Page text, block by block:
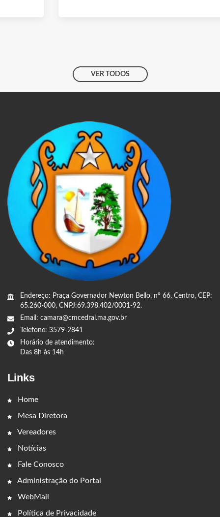
VER TODOS
Endereço: Praça Governador Newton Bello, n° 66, Centro, CEP:
65.260-000, CNPJ:69.398.402/0001-92.
Email: camara@cmcedral.ma.gov.br
Telefone: 3579-2841
Horário de atendimento:
Das 8h às 14h
Links
Home
Mesa Diretora
Vereadores
Notícias
Fale Conosco
Administração do Portal
WebMail
Política de Privacidade